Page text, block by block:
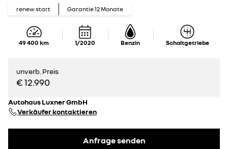
renew start Garantie12Monate
49 400 km 1/2020 Benzin Schaltgetriebe
unverb. Preis
€ 12.990
Autohaus Luxner GmbH
Verkäufer kontaktieren
Anfrage senden